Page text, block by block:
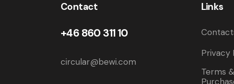
Contact
+46 860 311 10
circular@bewi.com
Links
Privacy
Terms